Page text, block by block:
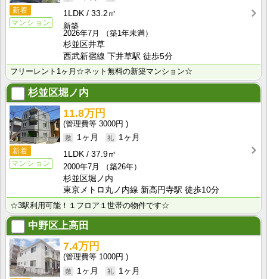
新着
マンション
1LDK
33.2㎡
新築
2026年7月
（築1年未満）
杉並区井草
西武新宿線 下井草駅 徒歩5分
フリーレント1ヶ月☆ネット無料の新築マンション☆
杉並区堀ノ内
新着
マンション
11.8万円
3000円
1ヶ月
1ヶ月
1LDK
37.9㎡
2000年7月
（築26年）
杉並区堀ノ内
東京メトロ丸ノ内線 新高円寺駅 徒歩10分
☆3駅利用可能！１フロア１世帯の物件です☆
中野区上高田
7.4万円
1000円
1ヶ月
1ヶ月